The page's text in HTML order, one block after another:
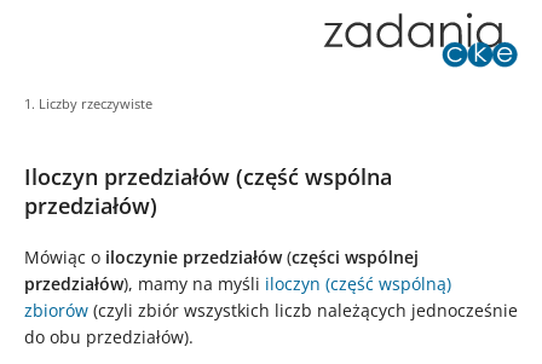
1. Liczby rzeczywiste
Iloczyn przedziałów (część wspólna
przedziałów)
Mówiąc o iloczynie przedziałów(części wspólnej
przedziałów), mamy na myśli iloczyn (część wspólną)
zbiorów (czyli zbiór wszystkich liczb należących jednocześnie
do obu przedziałów).